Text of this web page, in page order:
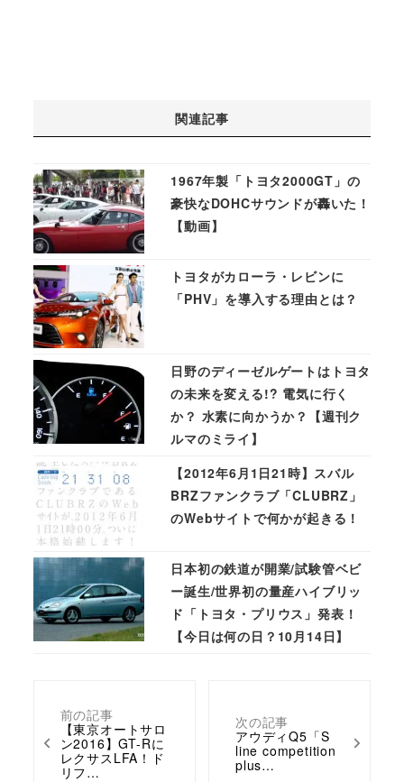
前の記事
【東京オートサロ
ン2016】GT-Rに
レクサスLFA！ド
リフ…
次の記事
アウディQ5「S
line competition
plus…
関連記事
1967年製「トヨタ2000GT」の
豪快なDOHCサウンドが轟いた！
【動画】
トヨタがカローラ・レビンに
「PHV」を導入する理由とは？
日野のディーゼルゲートはトヨタ
の未来を変える!? 電気に行く
か？ 水素に向かうか？【週刊ク
ルマのミライ】
【2012年6月1日21時】スバル
BRZファンクラブ「CLUBRZ」
のWebサイトで何かが起きる！
日本初の鉄道が開業/試験管ベビ
ー誕生/世界初の量産ハイブリッ
ド「トヨタ・プリウス」発表！
【今日は何の日？10月14日】